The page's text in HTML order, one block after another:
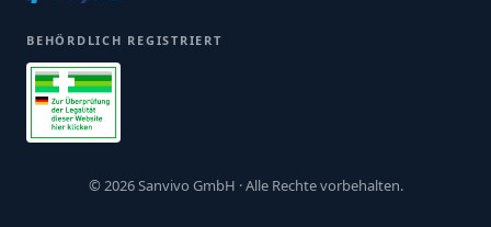
BEHÖRDLICH REGISTRIERT
© 2026 Sanvivo GmbH · Alle Rechte vorbehalten.